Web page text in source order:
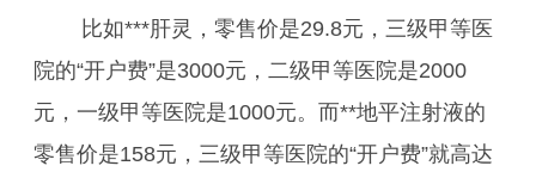
比如***肝灵，零售价是29.8元，三级甲等医
院的“开户费”是3000元，二级甲等医院是2000
元，一级甲等医院是1000元。而**地平注射液的
零售价是158元，三级甲等医院的“开户费”就高达